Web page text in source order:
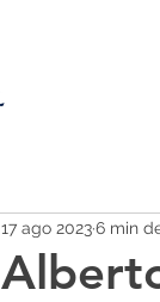
17 ago 20236 min